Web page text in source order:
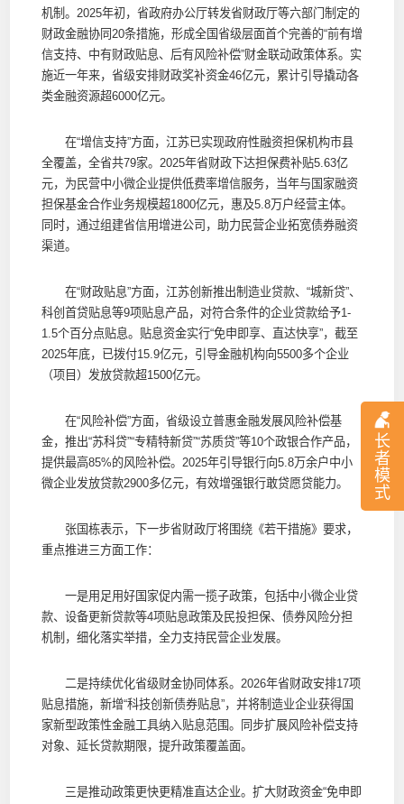
长
者
模
式
机制。2025年初，省政府办公厅转发省财政厅等六部门制定的
财政金融协同20条措施，形成全国省级层面首个完善的“前有增
信支持、中有财政贴息、后有风险补偿”财金联动政策体系。实
施近一年来，省级安排财政奖补资金46亿元，累计引导撬动各
类金融资源超6000亿元。
在“增信支持”方面，江苏已实现政府性融资担保机构市县
全覆盖，全省共79家。2025年省财政下达担保费补贴5.63亿
元，为民营中小微企业提供低费率增信服务，当年与国家融资
担保基金合作业务规模超1800亿元，惠及5.8万户经营主体。
同时，通过组建省信用增进公司，助力民营企业拓宽债券融资
渠道。
在“财政贴息”方面，江苏创新推出制造业贷款、“城新贷”、
科创首贷贴息等9项贴息产品，对符合条件的企业贷款给予1-
1.5个百分点贴息。贴息资金实行“免申即享、直达快享”，截至
2025年底，已拨付15.9亿元，引导金融机构向5500多个企业
（项目）发放贷款超1500亿元。
在“风险补偿”方面，省级设立普惠金融发展风险补偿基
金，推出“苏科贷”“专精特新贷”“苏质贷”等10个政银合作产品，
提供最高85%的风险补偿。2025年引导银行向5.8万余户中小
微企业发放贷款2900多亿元，有效增强银行敢贷愿贷能力。
张国栋表示，下一步省财政厅将围绕《若干措施》要求，
重点推进三方面工作：
一是用足用好国家促内需一揽子政策，包括中小微企业贷
款、设备更新贷款等4项贴息政策及民投担保、债券风险分担
机制，细化落实举措，全力支持民营企业发展。
二是持续优化省级财金协同体系。2026年省财政安排17项
贴息措施，新增“科技创新债券贴息”，并将制造业企业获得国
家新型政策性金融工具纳入贴息范围。同步扩展风险补偿支持
对象、延长贷款期限，提升政策覆盖面。
三是推动政策更快更精准直达企业。扩大财政资金“免申即